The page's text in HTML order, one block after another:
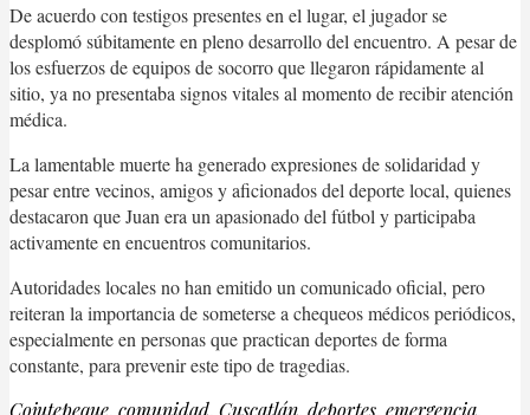
De acuerdo con testigos presentes en el lugar, el jugador se
desplomó súbitamente en pleno desarrollo del encuentro. A pesar de
los esfuerzos de equipos de socorro que llegaron rápidamente al
sitio, ya no presentaba signos vitales al momento de recibir atención
médica.
La lamentable muerte ha generado expresiones de solidaridad y
pesar entre vecinos, amigos y aficionados del deporte local, quienes
destacaron que Juan era un apasionado del fútbol y participaba
activamente en encuentros comunitarios.
Autoridades locales no han emitido un comunicado oficial, pero
reiteran la importancia de someterse a chequeos médicos periódicos,
especialmente en personas que practican deportes de forma
constante, para prevenir este tipo de tragedias.
Cojutepeque, comunidad, Cuscatlán, deportes, emergencia,